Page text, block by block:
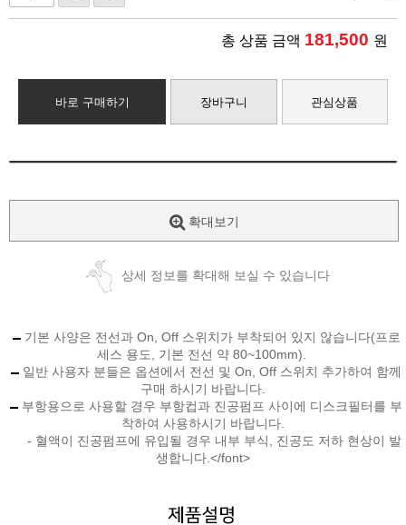
총 상품 금액 181,500 원
바로 구매하기 장바구니 관심상품
확대보기
상세 정보를 확대해 보실 수 있습니다
기본 사양은 전선과 On, Off 스위치가 부착되어 있지 않습니다(프로
세스 용도, 기본 전선 약 80~100mm).
일반 사용자 분들은 옵션에서 전선 및 On, Off 스위치 추가하여 함께
구매 하시기 바랍니다.
부항용으로 사용할 경우 부항컵과 진공펌프 사이에 디스크필터를 부
착하여 사용하시기 바랍니다.
- 혈액이 진공펌프에 유입될 경우 내부 부식, 진공도 저하 현상이 발
생합니다.</font>